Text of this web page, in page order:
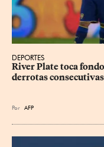
DEPORTES
River Plate toca
derrotas
Por AFP